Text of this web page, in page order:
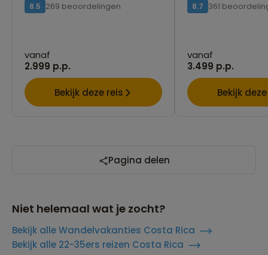
8.5 269 beoordelingen
vanaf
2.999 p.p.
Bekijk deze reis
8.7 361
vanaf
3.499 p.p.
Bekijk
Pagina delen
Niet helemaal wat je zocht?
Bekijk alle Wandelvakanties Costa Rica
Bekijk alle 22-35ers reizen Costa Rica